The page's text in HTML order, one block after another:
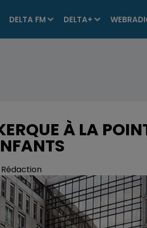
DELTA FM DELTA+
À LA